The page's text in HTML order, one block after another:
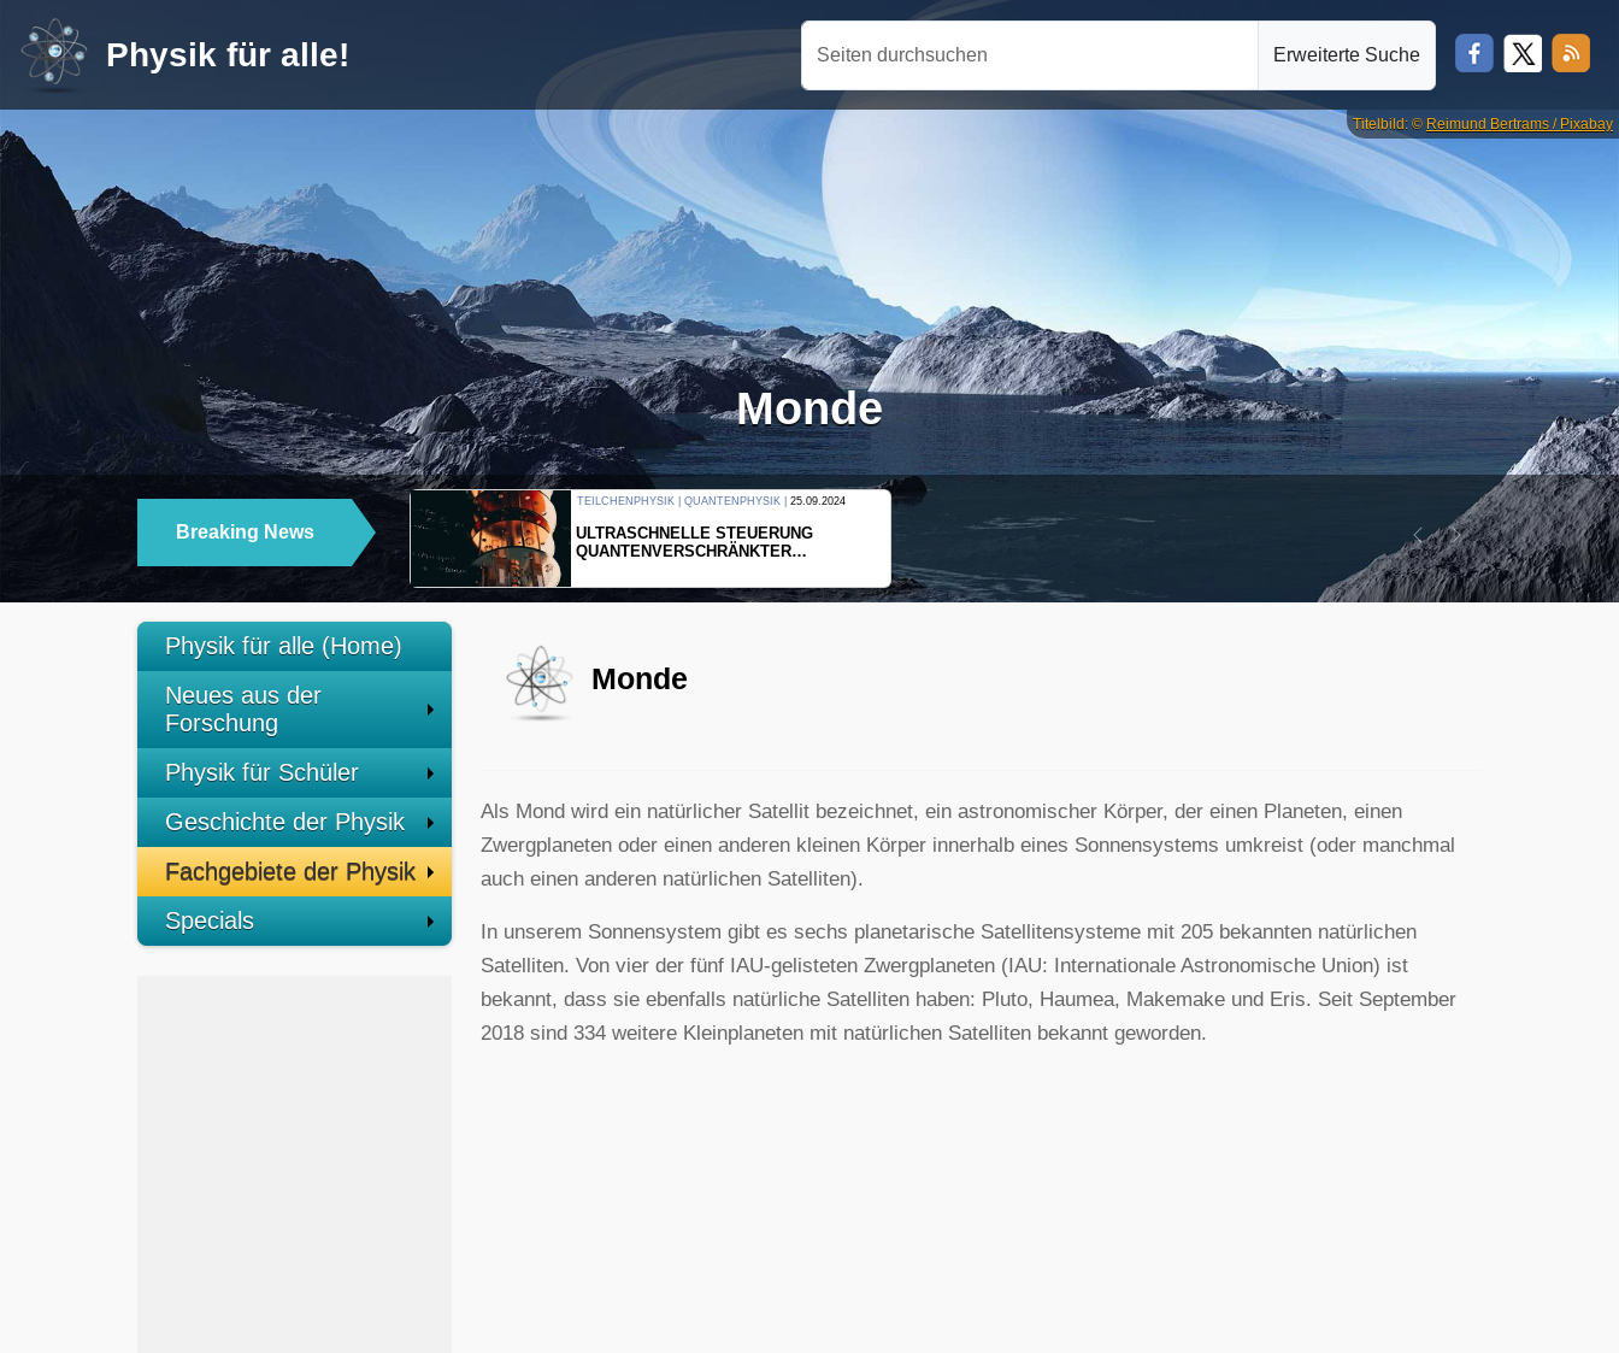
Physik für alle! Seiten durchsuchen Erweiterte Suche
Titelbild: © Reimund Bertrams / Pixabay
Monde
Breaking News
THERMODYNAMIK | WELLENLEHRE | 23.09.2024
FORSCHER ERZEUGEN
EINDIMENSIONALES GAS AUS LICHT
TEILCHENPHYSIK | QUANTENPHYSIK |25.09.2024
ULTRASCHNELLE STEUERUNG
ELEKTRONEN
Previous
Next
Physik für alle (Home)
Neues aus der
Forschung
Physik für Schüler
Geschichte der Physik
Fachgebiete der Physik
Specials
Monde
Als Mond wird ein natürlicher Satellit bezeichnet, ein astronomischer Körper, der einen Planeten, einen
Zwergplaneten oder einen anderen kleinen Körper innerhalb eines Sonnensystems umkreist (oder manchmal
auch einen anderen natürlichen Satelliten).
In unserem Sonnensystem gibt es sechs planetarische Satellitensysteme mit 205 bekannten natürlichen
Satelliten. Von vier der fünf IAU-gelisteten Zwergplaneten (IAU: Internationale Astronomische Union) ist
bekannt, dass sie ebenfalls natürliche Satelliten haben: Pluto, Haumea, Makemake und Eris. Seit September
2018 sind 334 weitere Kleinplaneten mit natürlichen Satelliten bekannt geworden.